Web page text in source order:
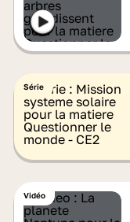
Série
Vidéo